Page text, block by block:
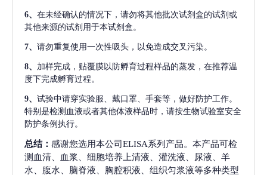
6、 在未经确认的情况下，请勿将其他批次试剂盒的试剂或
其他来源的试剂用于本试剂盒。
7、 请勿重复使用一次性吸头，以免造成交叉污染。
8、 加样完成，贴覆膜以防孵育过程样品的蒸发，在推荐温
度下完成孵育过程。
9、 试验中请穿实验服、戴口罩、手套等，做好防护工作。
特别是检测血液或者其他体液样品时，请按生物试验室安全
防护条例执行。
总结： 感谢您选用本公司ELISA系列产品。本产品可检
测血清、血浆、细胞培养上清液、灌洗液、尿液、羊
水、腹水、脑脊液、胸腔积液、组织匀浆液等多种类型